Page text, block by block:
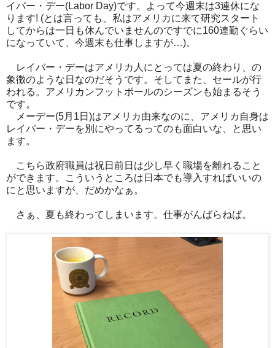
イバー・デー(Labor Day)です。よって今週末は3連休にな
ります! (とは言っても、私はアメリカに来て研究スタート
してからは一日も休んでいませんのですでに160連勤ぐらい
になっていて、今週末も仕事しますが…)。
レイバー・デーはアメリカ人にとっては夏の終わり、の
象徴のような日なのだそうです。そしてまた、セールが行
われる。アメリカンフットボールのシーズンも始まるそう
です。
メーデー(5月1日)はアメリカ由来なのに、アメリカ自身は
レイバー・デーを別にやってるってのも面白いな、と思い
ます。
こちら政府職員は祝日前日は少し早く職場を離れること
ができます。こういうところは日本でも導入すればいいの
にと思いますが、だめかなぁ。
さぁ、夏も終わってしまいます。仕事がんばらねば。